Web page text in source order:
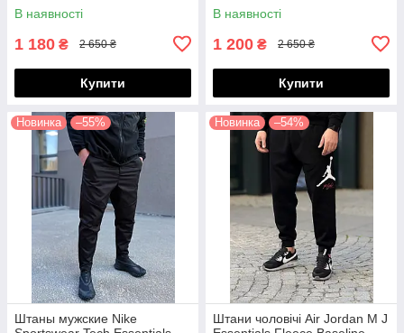
В наявності
1 180 ₴ 2 650 ₴
Купити
В наявності
1 200 ₴ 2 650 ₴
Купити
Новинка –55%
Штаны мужские Nike
Новинка –54%
Штани чоловічі Air Jordan M J